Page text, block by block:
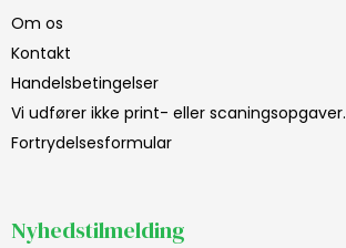
Om os
Kontakt
Handelsbetingelser
Vi udfører ikke print- eller scaningsopgaver.
Fortrydelsesformular
Nyhedstilmelding